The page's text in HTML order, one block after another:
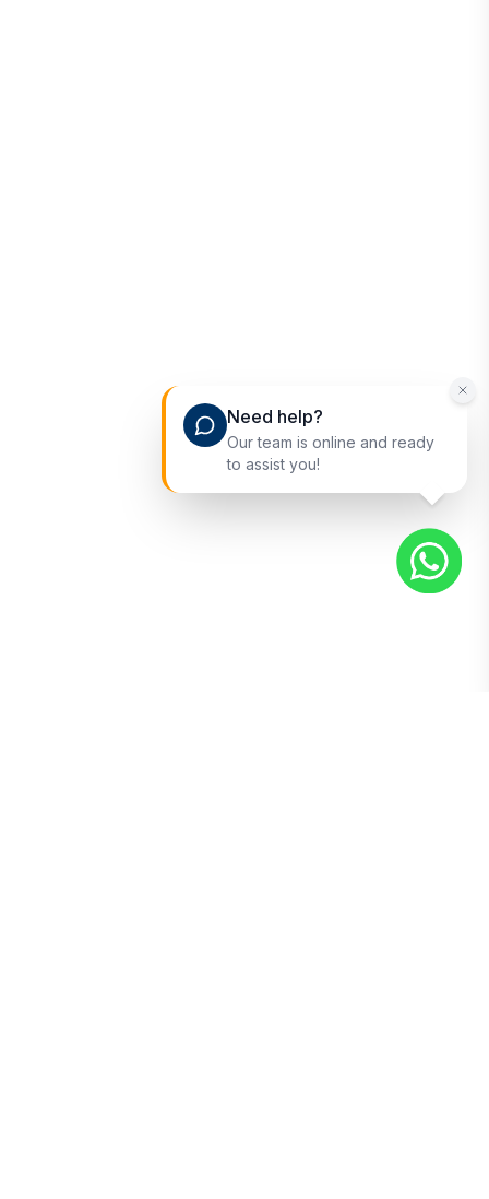
Need help?
Our team is online and ready
to assist you!